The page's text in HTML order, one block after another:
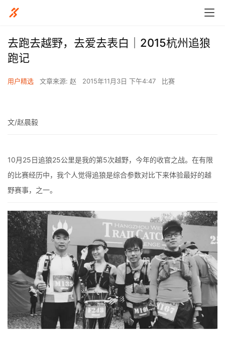
去跑去越野，去爱去表白｜2015杭州追狼
跑记
用户精选 文章来源: 赵 2015年11月3日 下午4:47 比赛
文/赵晨毅
10月25日追狼25公里是我的第5次越野，今年的收官之战。在有限
的比赛经历中，我个人觉得追狼是综合参数对比下来体验最好的越
野赛事，之一。